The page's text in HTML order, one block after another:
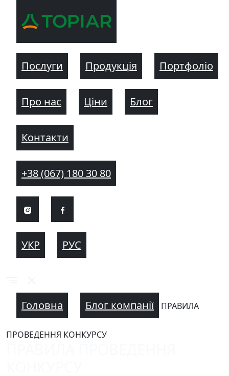
Послуги Продукція Портфоліо
Про нас Ціни Блог
Контакти
+38 (067) 180 30 80
УКР РУС
Головна Блог компанії ПРАВИЛА
ПРОВЕДЕННЯ КОНКУРСУ